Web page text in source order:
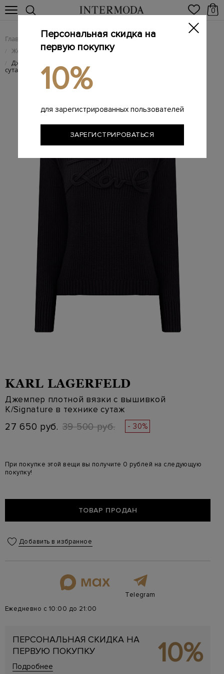
0
Главная Женщинам / Женская одежда
/ Женский трикотаж
/ Джемпер плотной вязки с вышивкой K/Signature в технике
сутаж
KARL LAGERFELD
Джемпер плотной вязки с вышивкой
K/Signature в технике сутаж
27 650 руб. 39 500 руб. - 30%
При покупке этой вещи вы получите 0 рублей на следующую
покупку!
ТОВАР ПРОДАН
Добавить в избранное
Telegram
Ежедневно с 10:00 до 21:00
ПЕРСОНАЛЬНАЯ СКИДКА НА
ПЕРВУЮ ПОКУПКУ
Подробнее 10%
Персональная скидка на
первую покупку
10%
для зарегистрированных пользователей
ЗАРЕГИСТРИРОВАТЬСЯ